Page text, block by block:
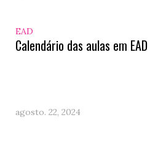
EAD
Calendário das aulas em EAD
agosto. 22, 2024